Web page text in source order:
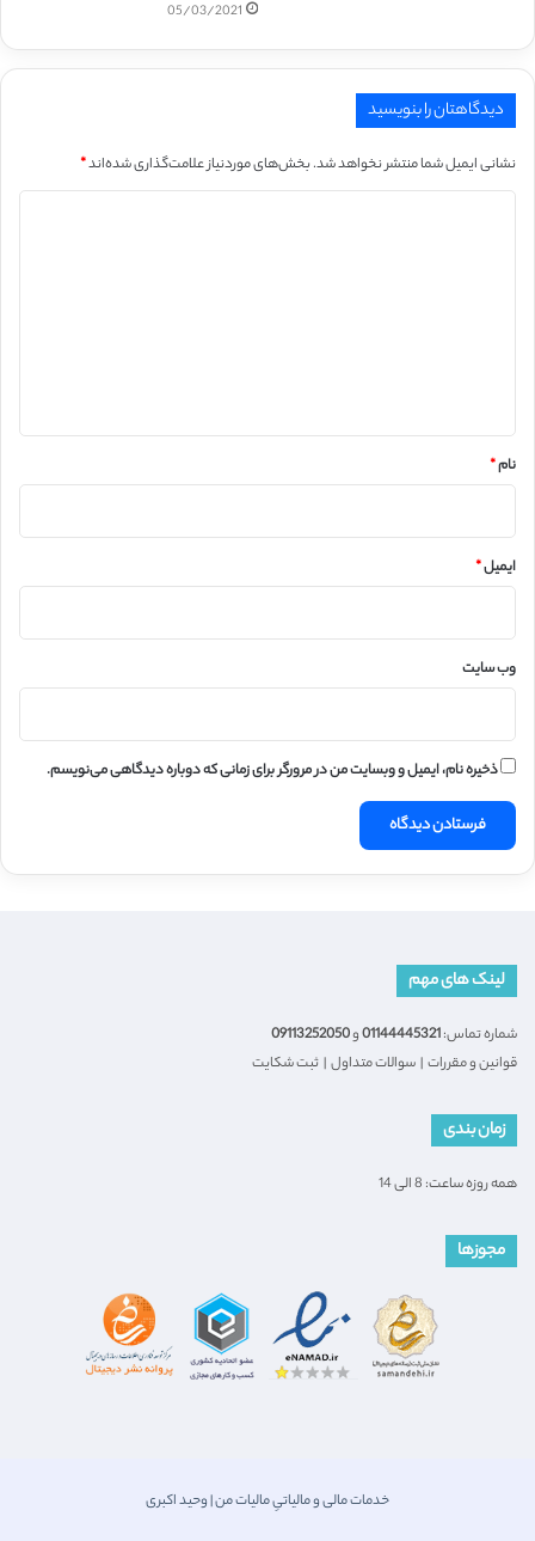
05/03/2021
دیدگاهتان را بنویسید
نشانی ایمیل شما منتشر نخواهد شد.بخش‌های موردنیاز علامت‌گذاری شده‌اند*
نام*
ایمیل*
وب‌ سایت
ذخیره نام، ایمیل و وبسایت من در مرورگر برای زمانی که دوباره دیدگاهی می‌نویسم.
لینک های مهم
شماره تماس:01144445321و09113252050
قوانین و مقررات | سوالات متداول | ثبت شکایت
زمان بندی
همه روزه ساعت: 8 الی 14
مجوزها
خدمات مالی و مالیاتیِ مالیات من | وحید اکبری